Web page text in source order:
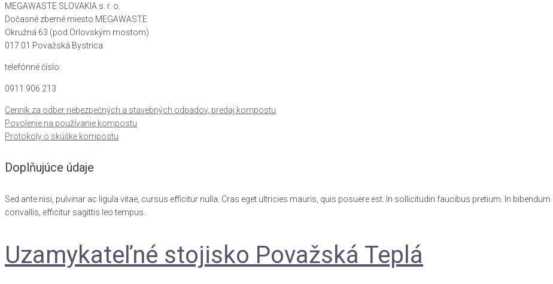
MEGAWASTE SLOVAKIA s. r. o.
Dočasné zberné miesto MEGAWASTE
Okružná 63 (pod Orlovským mostom)
017 01 Považská Bystrica
telefónné číslo:
0911 906 213
Cenník za odber nebezpečných a stavebných odpadov, predaj kompostu
Povolenie na používanie kompostu
Protokoly o skúške kompostu
Doplňujúce údaje
Sed ante nisi, pulvinar ac ligula vitae, cursus efficitur nulla. Cras eget ultricies mauris, quis posuere est. In sollicitudin faucibus pretium. In
convallis, efficitur sagittis leo tempus.
Uzamykateľné stojisko Považská Teplá